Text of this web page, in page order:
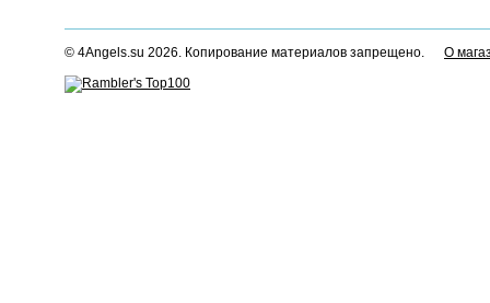
© 4Angels.su 2026. Копирование материалов запрещено. О